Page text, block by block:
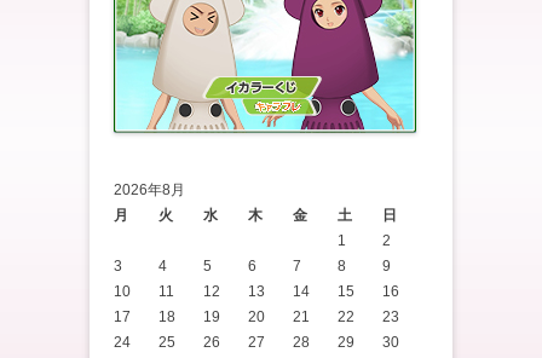
2026年8月
月
火 水 木 金 土
日
1
2
3
4 5 6 7 8
9
10
11 12 13 14 15
16
17
18 19 20 21 22
23
24
25 26 27 28 29
30